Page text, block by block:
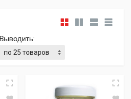
Выводить: